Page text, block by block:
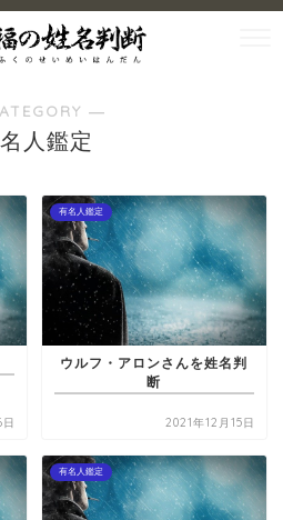
―
人鑑定
有名人鑑定
ウルフ・アロンさんを姓名判
断
2021年12月15日
有名人鑑定